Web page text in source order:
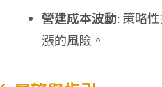
營建成本波動: 策略
漲的風險。